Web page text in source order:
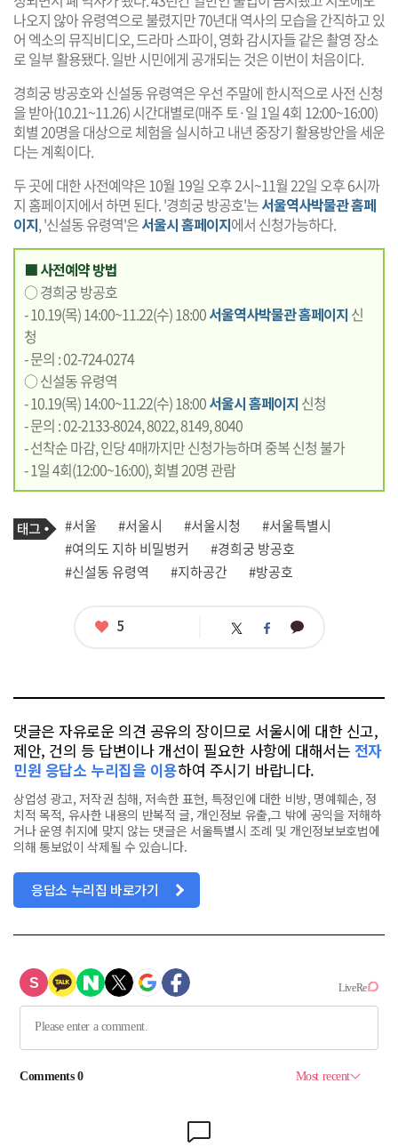
나오지 않아 유령역으로 불렸지만 70년대 역사의 모습을 간직하고 있
어 엑소의 뮤직비디오, 드라마 스파이, 영화 감시자들 같은 촬영 장소
로 일부 활용됐다. 일반 시민에게 공개되는 것은 이번이 처음이다.
경희궁 방공호와 신설동 유령역은 우선 주말에 한시적으로 사전 신청
을 받아(10.21~11.26) 시간대별로(매주 토·일 1일 4회 12:00~16:00)
회별 20명을 대상으로 체험을 실시하고 내년 중장기 활용방안을 세운
다는 계획이다.
두 곳에 대한 사전예약은 10월 19일 오후 2시~11월 22일 오후 6시까
지 홈페이지에서 하면 된다. '경희궁 방공호'는서울역사박물관 홈페
이지, '신설동 유령역'은서울시 홈페이지에서 신청가능하다.
■ 사전예약 방법
○ 경희궁 방공호
- 10.19(목) 14:00~11.22(수) 18:00서울역사박물관 홈페이지 신
청
- 문의 : 02-724-0274
○ 신설동 유령역
- 10.19(목) 14:00~11.22(수) 18:00서울시 홈페이지 신청
- 문의 : 02-2133-8024, 8022, 8149, 8040
- 선착순 마감, 인당 4매까지만 신청가능하며 중복 신청 불가
- 1일 4회(12:00~16:00), 회별 20명 관람
기
사
관
련
태
태
그
#서울 #서울시 #서울시청
#서울특별시
#여의도 지하 비밀벙커
#경희궁 방공호
#신설동 유령역
#지하공간 #방공호
좋
5 트 페 카
댓글은 자유로운 의견 공유의 장이므로 서울시에 대한 신고,
제안, 건의 등 답변이나 개선이 필요한 사항에 대해서는 전자
민원 응답소 누리집을 이용하여 주시기 바랍니다.
상업성 광고, 저작권 침해, 저속한 표현, 특정인에 대한 비방, 명예훼손, 정
치적 목적, 유사한 내용의 반복적 글, 개인정보 유출,그 밖에 공익을 저해하
거나 운영 취지에 맞지 않는 댓글은 서울특별시 조례 및 개인정보보호법에
의해 통보없이 삭제될 수 있습니다.
응답소 누리집 바로가기